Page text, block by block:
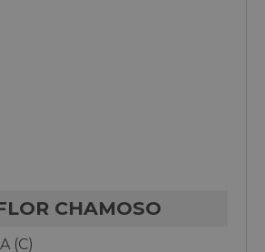
CHAMOSO
(C)